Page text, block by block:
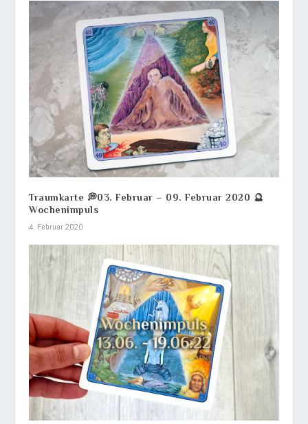
Traumkarte 💭03. Februar – 09. Februar 2020 🔮
Wochenimpuls
4. Februar 2020